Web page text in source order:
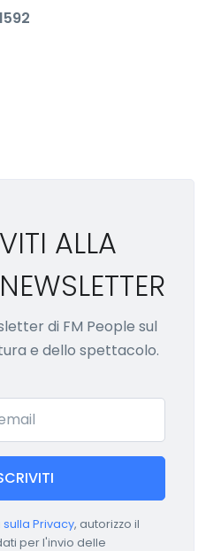
ALLA
di FM People sul
e dello spettacolo.
Privacy, autorizzo il
per l'invio delle